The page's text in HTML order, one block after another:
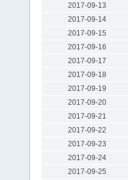
2017-09-13
2017-09-14
2017-09-15
2017-09-16
2017-09-17
2017-09-18
2017-09-19
2017-09-20
2017-09-21
2017-09-22
2017-09-23
2017-09-24
2017-09-25